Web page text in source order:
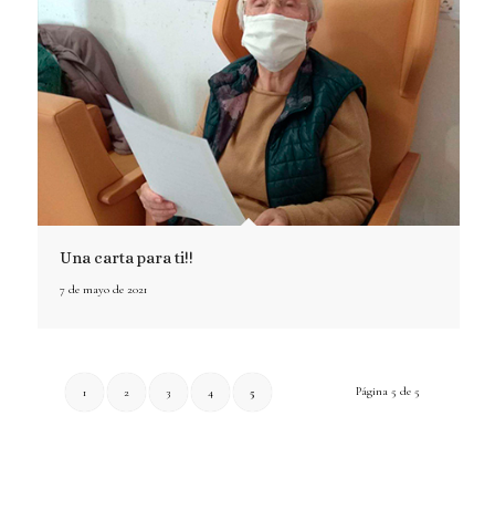
Una carta para ti!!
7 de mayo de 2021
Página 5 de 5
1 2 3 4 5